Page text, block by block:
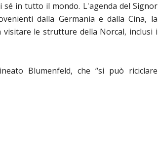
sé in tutto il mondo. L'agenda del Signor
dalla Germania e dalla Cina, la
le strutture della Norcal, inclusi i
Blumenfeld, che “si può riciclare